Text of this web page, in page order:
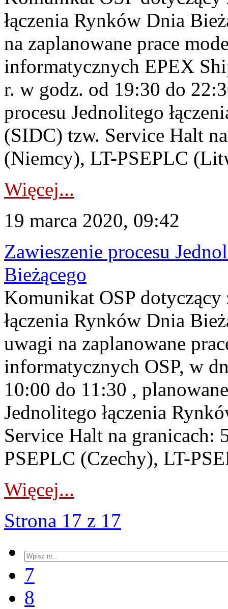
łączenia Rynków Dnia
na zaplanowane prace
informatycznych EPEX
r. w godz. od 19:30 do
procesu Jednolitego
(SIDC) tzw. Service Halt
(Niemcy), LT-PSEPLC
Więcej...
19 marca 2020, 09:42
Zawieszenie procesu
Bieżącego
Komunikat OSP dotyczący
łączenia Rynków Dnia
uwagi na zaplanowane
informatycznych OSP, w
10:00 do 11:30 ,
Jednolitego łączenia
Service Halt na granicach:
PSEPLC (Czechy), LT-
Więcej...
Strona 17 z 17
7
8